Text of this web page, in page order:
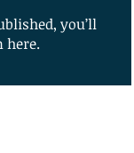
you’ll
here.